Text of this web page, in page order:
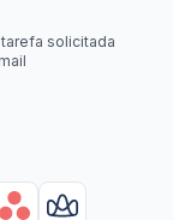
solicitada